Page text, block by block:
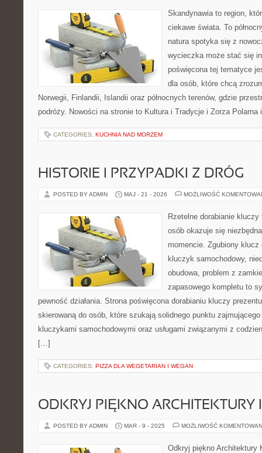
Skandynawia to region,
ciekawe świata. To
natura spotyka się z
wycieczka może stać się
poświęcona tej tematyce
dla osób, które chcą
Norwegii, Finlandii, Islandii oraz północnych terenów, gdzie
podróży. Nowości na stronie to Kultura i Tradycje i Zorza
CATEGORIES: KUCHNIA NAD MORZEM
HISTORIE I PRZYPADKI Z DRÓG
POSTED BY ADMIN MAJ - 21 - 2026 MOŻLIWOŚĆ
Rzetelne dorabianie
osób okazuje się
momencie. Zgubiony
kluczyk samochodowy,
obudowa, problem z
zapasowego kompletu to
pewność działania. Strona poświęcona dorabianiu kluczy
skierowaną do osób, które szukają solidnego punktu
kluczykami samochodowymi oraz usługami związanymi z
[…]
CATEGORIES: PIZZA DLA WEGETARIAN I WEGAN
ODKRYJ PIĘKNO ARCHITEKTURY
POSTED BY ADMIN MAR - 9 - 2025 MOŻLIWOŚĆ
Odkryj piękno Architektury